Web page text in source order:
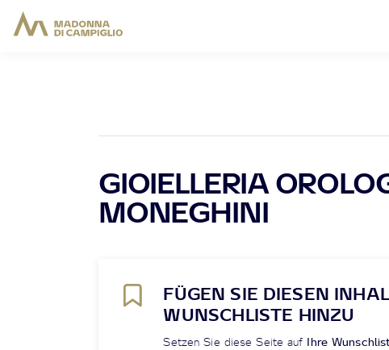
GIOIELLERIA
MONEGHINI
FÜGEN SIE DIESEN
WUNSCHLISTE HINZU
Setzen Sie diese Seite auf Ihre